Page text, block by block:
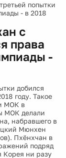
попытки
- в 2018
с
права
-
добился
году. Такое
МОК в
МОК делали
набравшего в
Мюнхен
Пхёнхчан в
подряд
ни разу